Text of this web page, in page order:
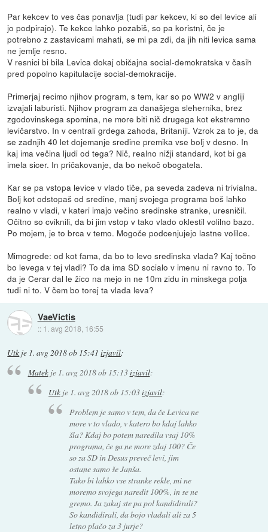
Par kekcev to ves čas ponavlja (tudi par kekcev, ki so del levice ali
jo podpirajo). Te kekce lahko pozabiš, so pa koristni, če je
potrebno z zastavicami mahati, se mi pa zdi, da jih niti levica sama
ne jemlje resno.
V resnici bi bila Levica dokaj običajna social-demokratska v časih
pred popolno kapitulacije social-demokracije.
Primerjaj recimo njihov program, s tem, kar so po WW2 v angliji
izvajali laburisti. Njihov program za današjega slehernika, brez
zgodovinskega spomina, ne more biti nič drugega kot ekstremno
levičarstvo. In v centrali grdega zahoda, Britaniji. Vzrok za to je, da
se zadnjih 40 let dojemanje sredine premika vse bolj v desno. In
kaj ima večina ljudi od tega? Nič, realno nižji standard, kot bi ga
imela sicer. In pričakovanje, da bo nekoč obogatela.
Kar se pa vstopa levice v vlado tiče, pa seveda zadeva ni trivialna.
Bolj kot odstopaš od sredine, manj svojega programa boš lahko
realno v vladi, v kateri imajo večino sredinske stranke, uresničil.
Očitno so cviknili, da bi jim vstop v tako vlado oklestil volilno bazo.
Po mojem, je to brca v temo. Mogoče podcenjujejo lastne volilce.
Mimogrede: od kot fama, da bo to levo sredinska vlada? Kaj točno
bo levega v tej vladi? To da ima SD socialo v imenu ni ravno to. To
da je Cerar dal le žico na mejo in ne 10m zidu in minskega polja
tudi ni to. V čem bo torej ta vlada leva?
VaeVictis
:: 1. avg 2018, 16:55
Utk je 1. avg 2018 ob 15:41 izjavil:
Matekje 1. avg 2018 ob 15:13izjavil:
Utk je 1. avg 2018 ob 15:03izjavil:
Problem je samo v tem, da če Levica ne
more v to vlado, v katero bo kdaj lahko
šla? Kdaj bo potem naredila vsaj 10%
programa, če ga ne more zdaj 100? Če
so za SD in Desus preveč levi, jim
ostane samo še Janša.
Tako bi lahko vse stranke rekle, mi ne
moremo svojega naredit 100%, in se ne
gremo. Ja zakaj ste pa pol kandidirali?
So kandidirali, da bojo vladali ali za 5
letno plačo za 3 jurje?